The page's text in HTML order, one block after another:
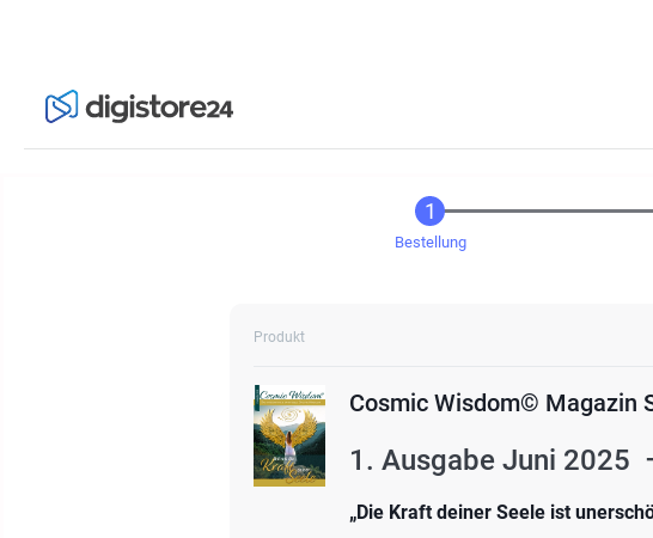
Bestellung
Produkt
Cosmic Wisdom© Magazin
1. Ausgabe Juni 2025
„Die Kraft deiner Seele ist